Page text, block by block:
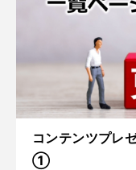
コンテンツプレ
①